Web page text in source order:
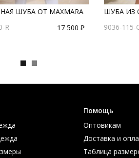
ШУБА ОТ MAXMARA
R
17 500 ₽
ШУБА ИЗ
9036-115-
Помощь
Оптовикам
Доставка и
Таблица